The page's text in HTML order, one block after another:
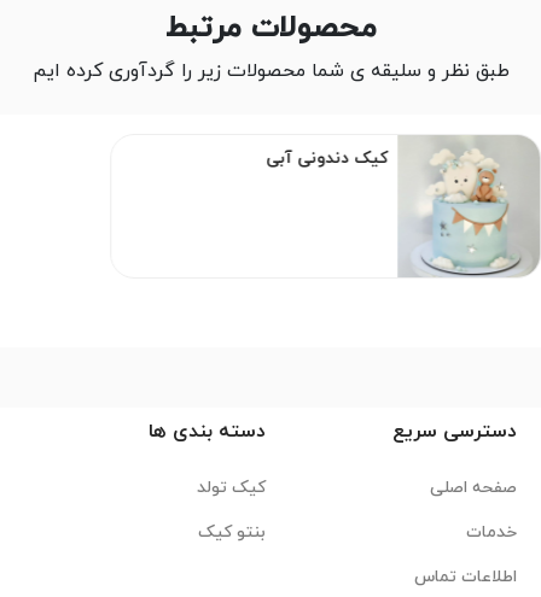
محصولات مرتبط
طبق نظر و سلیقه ی شما محصولات زیر را گردآوری کرده ایم
آبی
دسترسی سریع
صفحه اصلی
خدمات
اطلاعات تماس
دسته بندی ها
کیک تولد
بنتو کیک